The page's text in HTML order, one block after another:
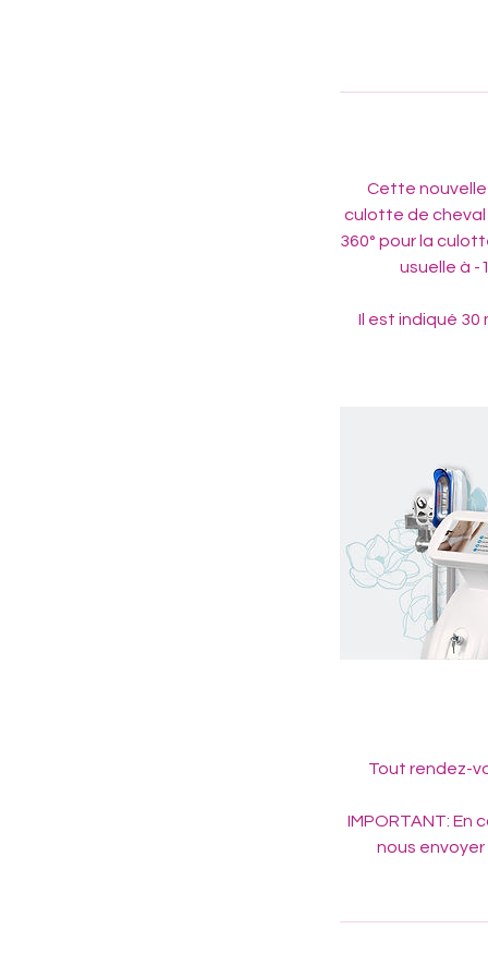
Cette nouvelle
culotte de cheval
360° pour la
usuelle à -
Il est indiqué
Tout rendez-
IMPORTANT: En
nous envoyer